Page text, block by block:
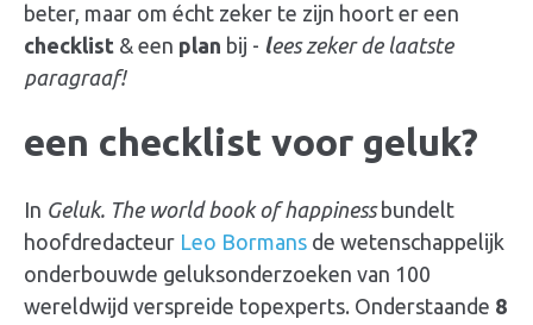
beter, maar om écht zeker te zijn hoort er een
checklist & een plan bij - lees zeker de laatste
paragraaf!
een checklist voor geluk?
In Geluk. The world book of happinessbundelt
hoofdredacteur Leo Bormans de wetenschappelijk
onderbouwde geluksonderzoeken van 100
wereldwijd verspreide topexperts. Onderstaande 8